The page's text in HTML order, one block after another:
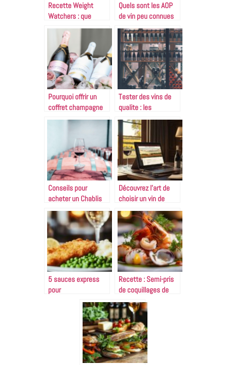
Recette Weight
Watchers : que
savoir ?
Quels sont les AOP
de vin peu connues
qui merite votre
attention ?
Pourquoi offrir un
coffret champagne
en cadeau ?
Tester des vins de
qualite : les
meilleures methodes
a suivre
Conseils pour
acheter un Chablis
chez un caviste
Découvrez l’art de
choisir un vin de
bordeaux en ligne
5 sauces express
pour
accompagnement
poisson pané : voici
nos idées qui vont
vous surprendre
Recette : Semi-pris
de coquillages de
Thierry Marx –
Comment sublimer
vos fruits de mer
comme un chef
étoilé